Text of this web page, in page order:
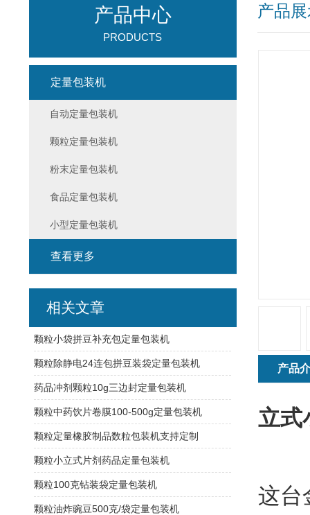
产品
产品
立式
这台
产品中心
PRODUCTS
定量包装机
自动定量包装机
颗粒定量包装机
粉末定量包装机
食品定量包装机
小型定量包装机
查看更多
相关文章
颗粒小袋拼豆补充包定量包装机
颗粒除静电24连包拼豆装袋定量包装机
药品冲剂颗粒10g三边封定量包装机
颗粒中药饮片卷膜100-500g定量包装机
颗粒定量橡胶制品数粒包装机支持定制
颗粒小立式片剂药品定量包装机
颗粒100克钻装袋定量包装机
颗粒油炸豌豆500克/袋定量包装机